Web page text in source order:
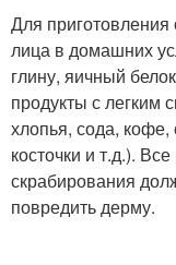
Для
лица в домашних
глину, яичный
продукты с
хлопья, сода,
косточки и т.д.).
скрабирования
повредить дерму.